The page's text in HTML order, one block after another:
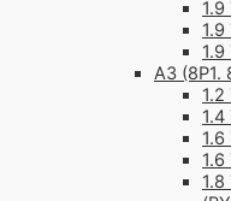
1.9
A3 (8P1.